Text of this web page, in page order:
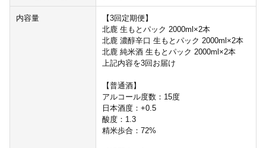
内容量
【3回定期便】
北鹿 生もとパック 2000ml×2本
北鹿 濃醇辛口 生もとパック 2000ml×2本
北鹿 純米酒 生もとパック 2000ml×2本
上記内容を3回お届け
【普通酒】
アルコール度数：15度
日本酒度：+0.5
酸度：1.3
精米歩合：72%